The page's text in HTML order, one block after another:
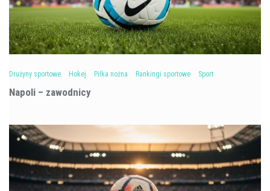
Drużyny sportowe Hokej Piłka nożna Rankingi sportowe Sport
Napoli – zawodnicy